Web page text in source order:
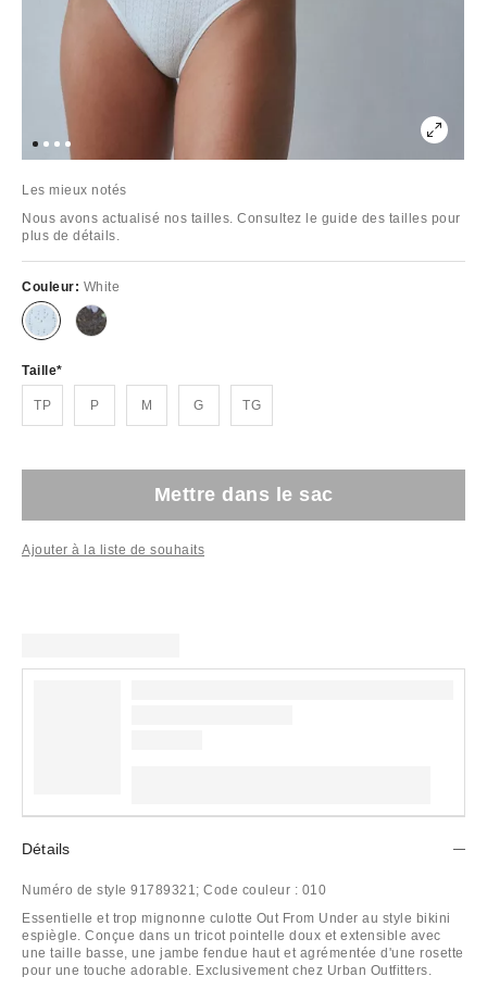
Les mieux notés
Nous avons actualisé nos tailles. Consultez le guide des tailles pour
plus de détails.
Couleur: White
Taille
TP P M G TG
Mettre dans le sac
Ajouter à la liste de souhaits
Détails
Numéro de style 91789321; Code couleur : 010
Essentielle et trop mignonne culotte Out From Under au style bikini
espiègle. Conçue dans un tricot pointelle doux et extensible avec
une taille basse, une jambe fendue haut et agrémentée d'une rosette
pour une touche adorable. Exclusivement chez Urban Outfitters.